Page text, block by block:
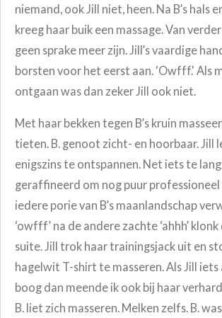
niemand, ook Jill niet, heen. Na B’s hals
kreeg haar buik een massage. Van
geen sprake meer zijn. Jill’s vaardige
borsten voor het eerst aan. ‘Owfff.' Als
ontgaan was dan zeker Jill ook niet.
Met haar bekken tegen B’s kruin
tieten. B. genoot zicht- en hoorbaar. Jill
enigszins te ontspannen. Net iets te
geraffineerd om nog puur professioneel
iedere porie van B’s maanlandschap
‘owfff’ na de andere zachte ‘ahhh’
suite. Jill trok haar trainingsjack uit en
hagelwit T-shirt te masseren. Als Jill
boog dan meende ik ook bij haar
B. liet zich masseren. Melken zelfs. B.